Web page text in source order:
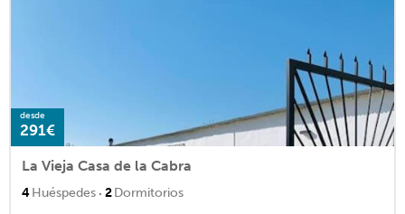
desde
291€
La Vieja Casa de la Cabra
4Huéspedes · 2Dormitorios